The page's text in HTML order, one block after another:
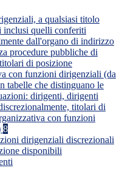
a qualsiasi titolo
inclusi quelli conferiti
dall'organo di indirizzo
procedure pubbliche di
di posizione
con funzioni dirigenziali (da
tabelle che distinguano le
dirigenti, dirigenti
titolari di
con funzioni
8
dirigenziali discrezionali
disponibili